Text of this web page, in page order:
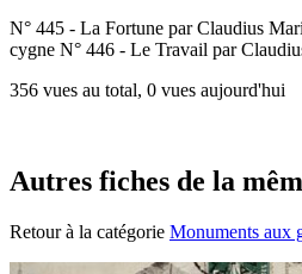
N° 445 - La Fortune par Claudius
cygne N° 446 - Le Travail par
356 vues au total, 0 vues aujourd'hui
Autres fiches de la
Retour à la catégorie Monuments aux